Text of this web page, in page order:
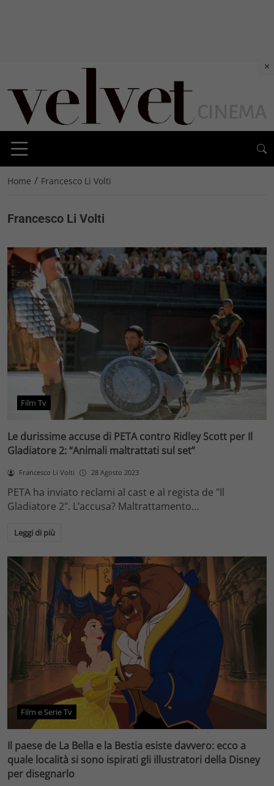
Home / Francesco Li Volti
Francesco Li Volti
Film Tv
Le durissime accuse di PETA contro Ridley Scott per Il
Gladiatore 2: “Animali maltrattati sul set”
Francesco Li Volti 28 Agosto 2023
PETA ha inviato reclami al cast e al regista de "Il
Gladiatore 2". L’accusa? Maltrattamento…
Leggi di più
Film e Serie Tv
Il paese de La Bella e la Bestia esiste davvero: ecco a
quale località si sono ispirati gli illustratori della Disney
per disegnarlo
×